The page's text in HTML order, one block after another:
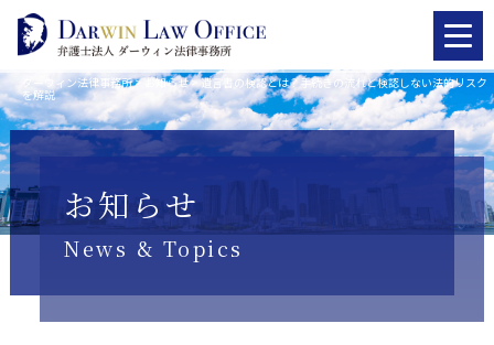
ダーウィン法律事務所>お知らせ>遺言書の検認とは？手続きの流れと検認しない法的リスク
を解説
お知らせ
News & Topics